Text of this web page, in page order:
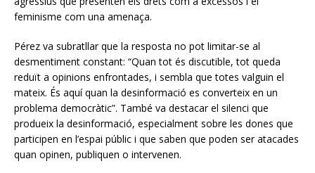
feminisme com una amenaça.
Pérez va subratllar que la resposta no pot limitar-se al
desmentiment constant: “Quan tot és discutible, tot queda
reduït a opinions enfrontades, i sembla que totes valguin el
mateix. És aquí quan la desinformació es converteix en un
problema democràtic”. També va destacar el silenci que
produeix la desinformació, especialment sobre les dones que
participen en l’espai públic i que saben que poden ser atacades
quan opinen, publiquen o intervenen.